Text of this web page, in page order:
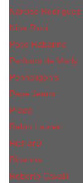
Narciso Rodriguez
Nina Ricci
Paco Rabanne
Parfums de Marly
Penhaligon's
Pepe Jeans
Prada
Ralph Lauren
RicHarD
Rihanna
Roberto Cavalli